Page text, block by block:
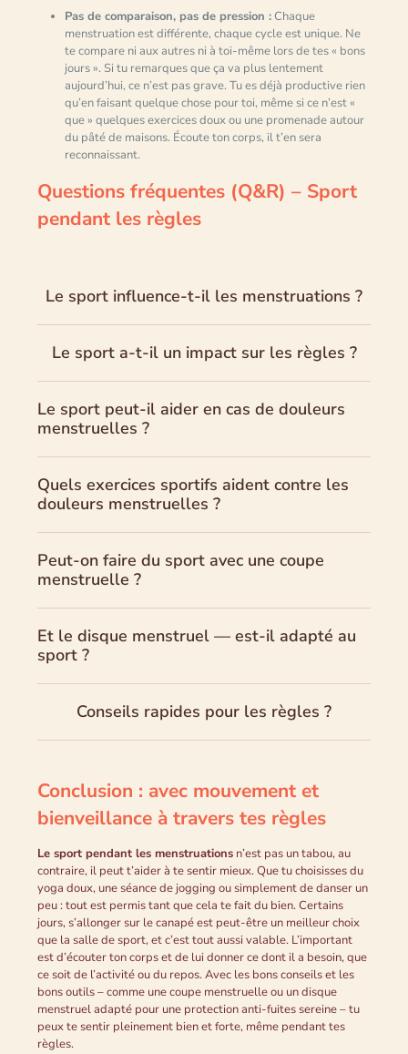
Pas de comparaison, pas de pression :Chaque
menstruation est différente, chaque cycle est unique. Ne
te compare ni aux autres ni à toi-même lors de tes « bons
jours ». Si tu remarques que ça va plus lentement
aujourd’hui, ce n’est pas grave. Tu es déjà productive rien
qu’en faisant quelque chose pour toi, même si ce n’est «
que » quelques exercices doux ou une promenade autour
du pâté de maisons. Écoute ton corps, il t’en sera
reconnaissant.
Questions fréquentes (Q&R) – Sport
pendant les règles
Le sport influence-t-il les menstruations ?
Le sport a-t-il un impact sur les règles ?
Le sport peut-il aider en cas de douleurs
menstruelles ?
Quels exercices sportifs aident contre les
douleurs menstruelles ?
Peut-on faire du sport avec une coupe
menstruelle ?
Et le disque menstruel — est-il adapté au
sport ?
Conseils rapides pour les règles ?
Conclusion : avec mouvement et
bienveillance à travers tes règles
Le sport pendant les menstruationsn’est pas un tabou, au
contraire, il peut t’aider à te sentir mieux. Que tu choisisses du
yoga doux, une séance de jogging ou simplement de danser un
peu : tout est permis tant que cela te fait du bien. Certains
jours, s’allonger sur le canapé est peut-être un meilleur choix
que la salle de sport, et c’est tout aussi valable. L’important
est d’écouter ton corps et de lui donner ce dont il a besoin, que
ce soit de l’activité ou du repos. Avec les bons conseils et les
bons outils – comme une coupe menstruelle ou un disque
menstruel adapté pour une protection anti-fuites sereine – tu
peux te sentir pleinement bien et forte, même pendant tes
règles.